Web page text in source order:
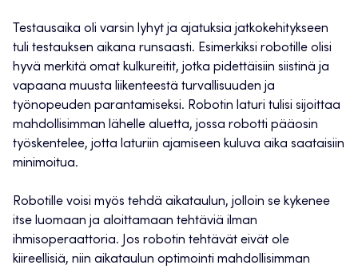
Testausaika oli varsin lyhyt ja ajatuksia jatkokehitykseen
tuli testauksen aikana runsaasti. Esimerkiksi robotille olisi
hyvä merkitä omat kulkureitit, jotka pidettäisiin siistinä ja
vapaana muusta liikenteestä turvallisuuden ja
työnopeuden parantamiseksi. Robotin laturi tulisi sijoittaa
mahdollisimman lähelle aluetta, jossa robotti pääosin
työskentelee, jotta laturiin ajamiseen kuluva aika saataisiin
minimoitua.
Robotille voisi myös tehdä aikataulun, jolloin se kykenee
itse luomaan ja aloittamaan tehtäviä ilman
ihmisoperaattoria. Jos robotin tehtävät eivät ole
kiireellisiä, niin aikataulun optimointi mahdollisimman